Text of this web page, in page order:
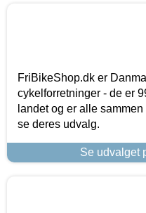
FriBikeShop.dk er
cykelforretninger - de er
landet og er alle
se deres udvalg.
Se udvalget